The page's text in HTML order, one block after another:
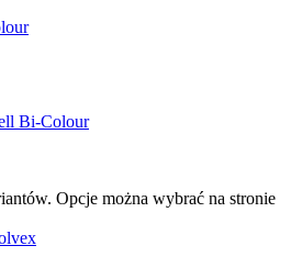
Bi-Colour
Opcje można wybrać na stronie